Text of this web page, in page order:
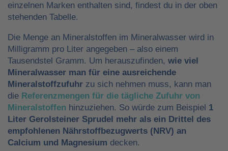
einzelnen Marken enthalten sind, findest du in der oben
stehenden Tabelle.
Die Menge an Mineralstoffen im Mineralwasser wird in
Milligramm pro Liter angegeben – also einem
Tausendstel Gramm. Um herauszufinden, wie viel
Mineralwasser man für eine ausreichende
Mineralstoffzufuhr zu sich nehmen muss, kann man
die Referenzmengen für die tägliche Zufuhr von
Mineralstoffen hinzuziehen. So würde zum Beispiel 1
Liter Gerolsteiner Sprudel mehr als ein Drittel des
empfohlenen Nährstoffbezugwerts (NRV) an
Calcium und Magnesium decken.